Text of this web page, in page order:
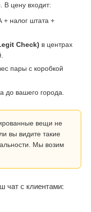
. В цену входит:
налог штата +
Check) в центрах
пары с коробкой
до вашего города.
вещи не
вы видите такие
Мы возим
чат с клиентами: